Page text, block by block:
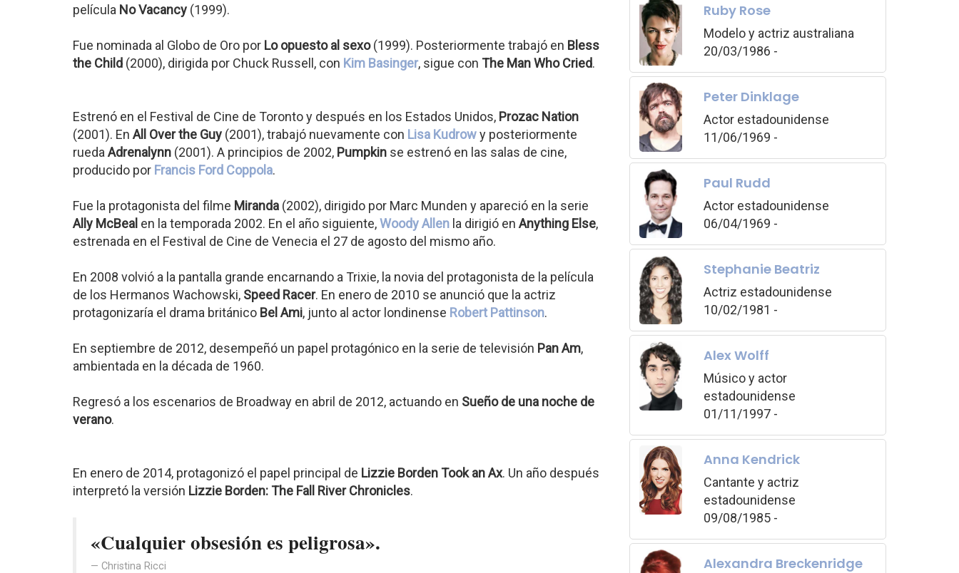
película No Vacancy (1999).
Fue nominada al Globo de Oro por Lo opuesto al sexo(1999). Posteriormente trabajó en Bless
the Child (2000), dirigida por Chuck Russell, con Kim Basinger, sigue con The Man Who Cried.
Estrenó en el Festival de Cine de Toronto y después en los Estados Unidos, Prozac Nation
(2001). En All Over the Guy (2001), trabajó nuevamente con Lisa Kudrowy posteriormente
rueda Adrenalynn (2001). A principios de 2002, Pumpkin se estrenó en las salas de cine,
producido por Francis Ford Coppola.
Fue la protagonista del filme Miranda (2002), dirigido por Marc Munden y apareció en la serie
Ally McBeal en la temporada 2002. En el año siguiente,Woody Allen la dirigió en Anything Else,
estrenada en el Festival de Cine de Venecia el 27 de agosto del mismo año.
En 2008 volvió a la pantalla grande encarnando a Trixie, la novia del protagonista de la película
de los Hermanos Wachowski, Speed Racer. En enero de 2010 se anunció que la actriz
protagonizaría el drama británico Bel Ami, junto al actor londinense Robert Pattinson.
En septiembre de 2012, desempeñó un papel protagónico en la serie de televisión Pan Am,
ambientada en la década de 1960.
Regresó a los escenarios de Broadway en abril de 2012, actuando en Sueño de una noche de
verano.
En enero de 2014, protagonizó el papel principal de Lizzie Borden Took an Ax. Un año después
interpretó la versión Lizzie Borden: The Fall River Chronicles.
«Cualquier obsesión es peligrosa».
Christina Ricci
Ruby Rose
Modelo y actriz australiana
20/03/1986 -
Peter Dinklage
Actor estadounidense
11/06/1969 -
Paul Rudd
Actor estadounidense
06/04/1969 -
Stephanie Beatriz
Actriz estadounidense
10/02/1981 -
Alex Wolff
Músico y actor
estadounidense
01/11/1997 -
Anna Kendrick
Cantante y actriz
estadounidense
09/08/1985 -
Alexandra Breckenridge